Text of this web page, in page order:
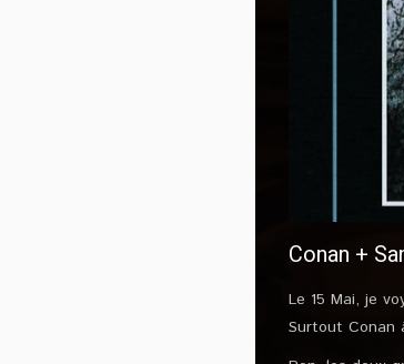
Conan +
Le 15 Mai, je
Surtout Conan